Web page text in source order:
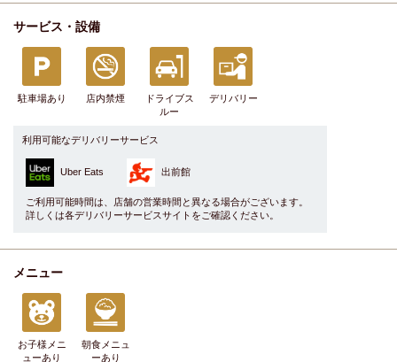
サービス・設備
駐車場あり 店内禁煙
ドライブス
ルー
デリバリー
利用可能なデリバリーサービス
Uber Eats 出前館
ご利用可能時間は、店舗の営業時間と異なる場合がございます。
詳しくは各デリバリーサービスサイトをご確認ください。
メニュー
お子様メニ
ューあり
朝食メニュ
ーあり